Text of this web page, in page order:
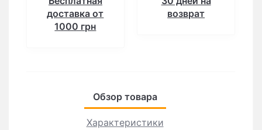
доставка от
1000 грн
возврат
Обзор товара
Характеристики